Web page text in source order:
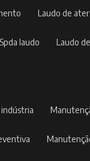
laudo de
spda laudo laudo
indústria